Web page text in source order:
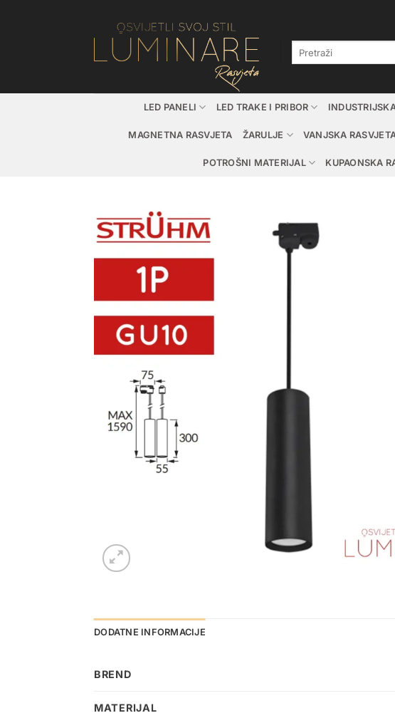
LED PANELI LED TRAKE I PRIBOR
MAGNETNA RASVJETA ŽARULJE VANJSKA
POTROŠNI MATERIJAL KUPAONSKA
DODATNE INFORMACIJE
BREND
MATERIJAL